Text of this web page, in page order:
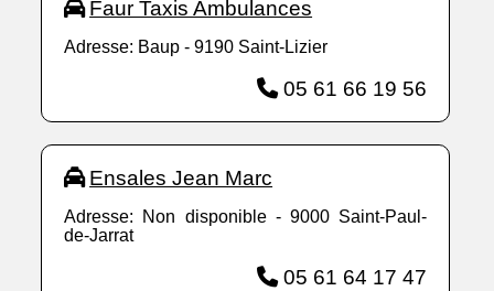
Faur Taxis Ambulances
Adresse: Baup - 9190 Saint-Lizier
05 61 66 19 56
Ensales Jean Marc
Adresse: Non disponible - 9000 Saint-Paul-
de-Jarrat
05 61 64 17 47